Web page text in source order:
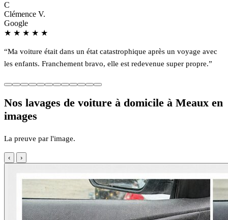
C
Clémence V.
Google
★ ★ ★ ★ ★
“Ma voiture était dans un état catastrophique après un voyage avec
les enfants. Franchement bravo, elle est redevenue super propre.”
Nos lavages de voiture à domicile à Meaux en
images
La preuve par l'image.
‹ ›